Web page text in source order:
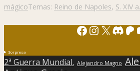
mágicoTemas: Reino de Napoles, S. XIV
Facebook
X
Sorpresa
2ª Guerra Mundial. Alejandro Magno